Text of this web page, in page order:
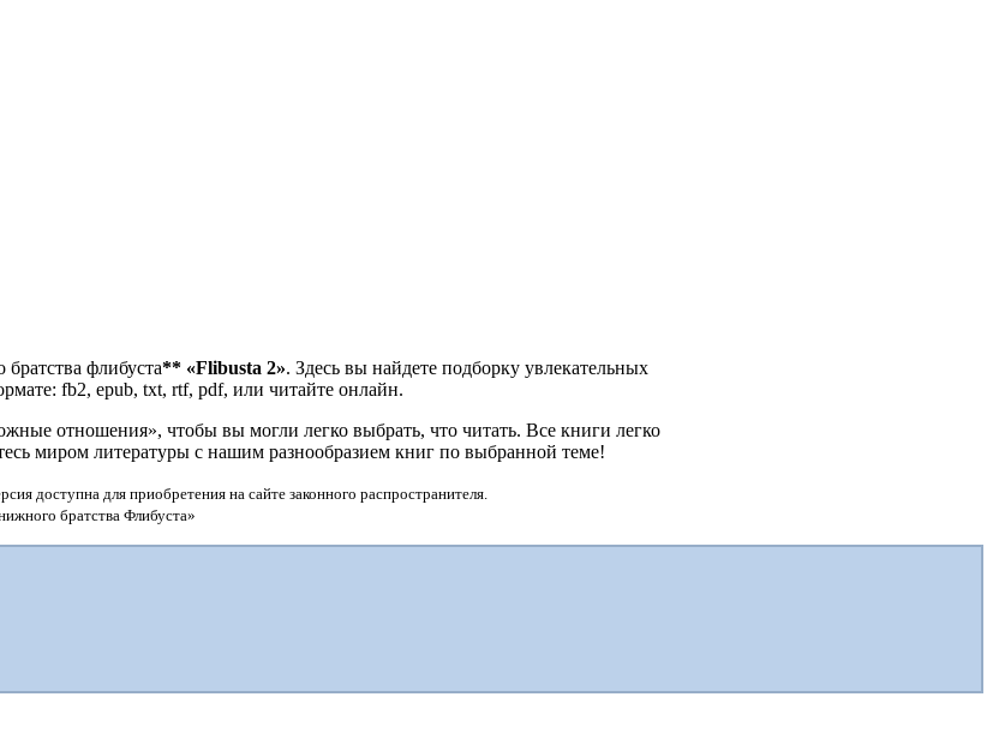
флибуста** «Flibusta 2». Здесь вы найдете подборку увлекательных
fb2, epub, txt, rtf, pdf, или читайте онлайн.
отношения», чтобы вы могли легко выбрать, что читать. Все книги легко
миром литературы с нашим разнообразием книг по выбранной теме!
доступна для приобретения на сайте законного распространителя.
братства Флибуста»